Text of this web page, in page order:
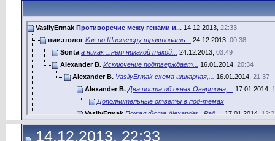
VasilyErmak Противоречие межу генами и... 14.12.2013, 22:33
нииэтолог Как по Шпенглеру трактовать... 24.12.2013, 00:38
Sonta а никак ...нет никакой такой... 24.12.2013, 03:49
Alexander B. Исключение подтверждает... 16.01.2014, 20:34
Alexander B. VasilyErmak схема шикарная,... 16.01.2014, 21:37
Alexander B. Два поста об окнах Овертона,... 17.01.2014,
Дополнительные ответы в под-темах
VasilyErmak Пожалуйста Alexander . Рад,... 17.01.2014,
VasilyErmak Вообще то этот мегаполис уже...17.01.2014,
VasilyErmak Для мемов это как раз...
14.12.2013, 22:33